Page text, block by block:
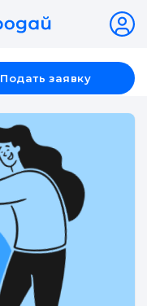
Подать заявку